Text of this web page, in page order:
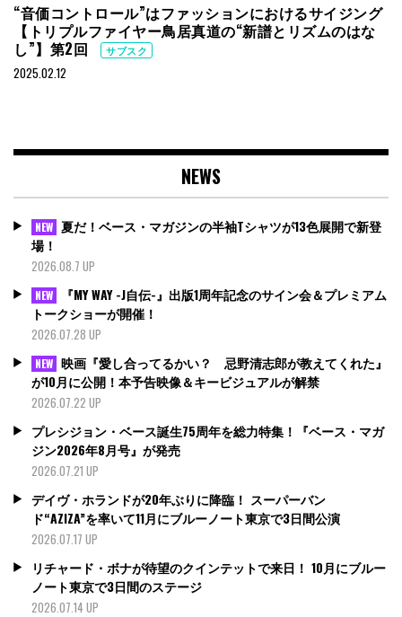
“音価コントロール”はファッションにおけるサイジング
【トリプルファイヤー鳥居真道の“新譜とリズムのはな
し”】第2回
サブスク
2025.02.12
NEWS
NEW 夏だ！ベース・マガジンの半袖Tシャツが13色展開で新登
場！
2026.08.7 UP
NEW
『MY WAY -J自伝-』出版1周年記念のサイン会＆プレミアム
トークショーが開催！
2026.07.28 UP
NEW 映画『愛し合ってるかい？ 忌野清志郎が教えてくれた』
が10月に公開！本予告映像＆キービジュアルが解禁
2026.07.22 UP
プレシジョン・ベース誕生75周年を総力特集！『ベース・マガ
ジン2026年8月号』が発売
2026.07.21 UP
デイヴ・ホランドが20年ぶりに降臨！ スーパーバン
ド“AZIZA”を率いて11月にブルーノート東京で3日間公演
2026.07.17 UP
リチャード・ボナが待望のクインテットで来日！ 10月にブルー
ノート東京で3日間のステージ
2026.07.14 UP